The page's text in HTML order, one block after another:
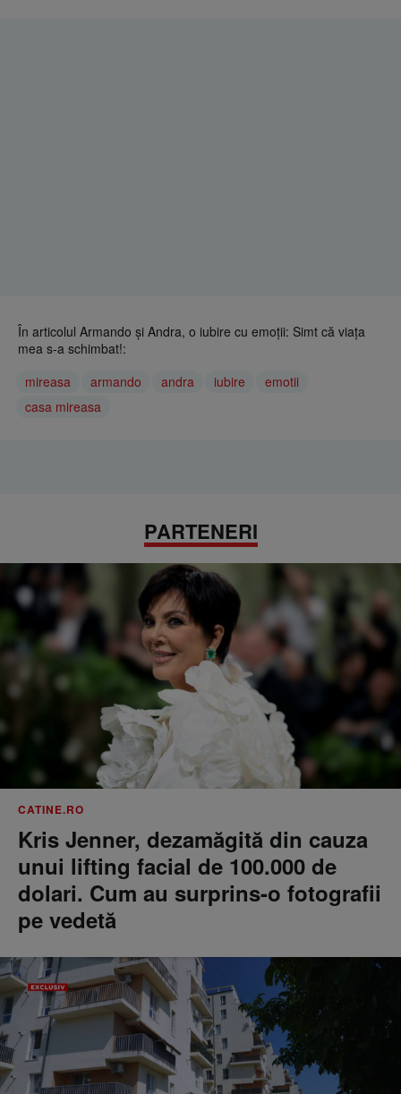
În articolul Armando și Andra, o iubire cu emoții: Simt că viața
mea s-a schimbat!:
mireasa
armando andra iubire
emotii
casa mireasa
PARTENERI
CATINE.RO
Kris Jenner, dezamăgită din cauza
unui lifting facial de 100.000 de
dolari. Cum au surprins-o fotografii
pe vedetă